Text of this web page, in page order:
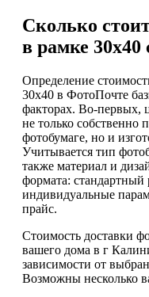
Сколько
в рамке 30х40
Определение
30х40 в ФотоПочте
факторах. Во-первых,
не только собственно
фотобумаге, но и
Учитывается тип
также материал и
формата: стандартный
индивидуальные
прайс.
Стоимость доставки
вашего дома в г
зависимости от
Возможны несколько